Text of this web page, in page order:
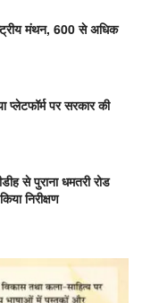
मंथन, 600 से अधिक
पर सरकार की
से पुराना धमतरी रोड
निरीक्षण